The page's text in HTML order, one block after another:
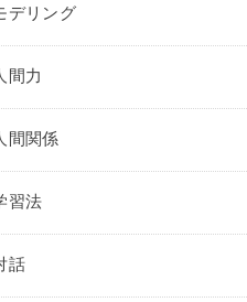
デリング
間力
間関係
習法
話